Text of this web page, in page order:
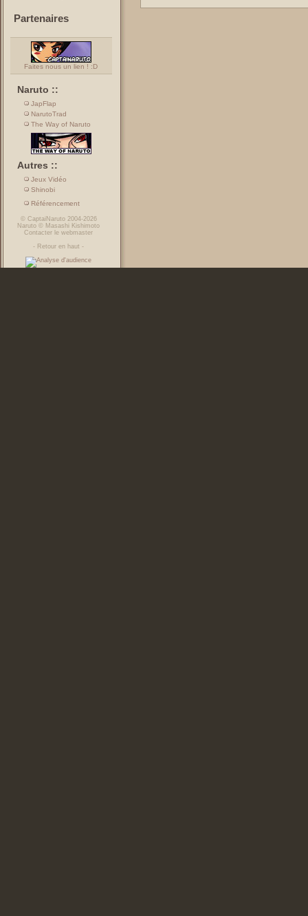
Partenaires
Faites nous un lien ! :D
Naruto ::
JapFlap
NarutoTrad
The Way of Naruto
Autres ::
Jeux Vidéo
Shinobi
Référencement
© CaptaiNaruto2004-2026
Naruto © Masashi Kishimoto
Contacter le webmaster
- Retour en haut -